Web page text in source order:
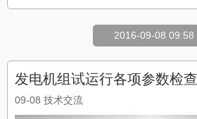
2016-09-08 09:58
发电机组试运行各项参数检查